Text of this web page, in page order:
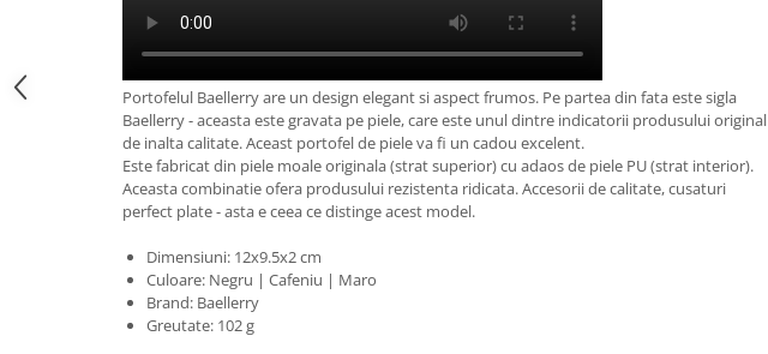
Portofelul Baellerry are un design elegant si aspect frumos. Pe partea din fata este sigla
Baellerry - aceasta este gravata pe piele, care este unul dintre indicatorii produsului original
de inalta calitate. Aceast portofel de piele va fi un cadou excelent.
Este fabricat din piele moale originala (strat superior) cu adaos de piele PU (strat interior).
Aceasta combinatie ofera produsului rezistenta ridicata. Accesorii de calitate, cusaturi
perfect plate - asta e ceea ce distinge acest model.
Dimensiuni: 12x9.5x2 cm
Culoare: Negru | Cafeniu | Maro
Brand: Baellerry
Greutate: 102 g